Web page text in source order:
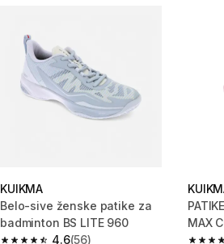
KUIKMA
Belo-sive ženske patike za
badminton BS LITE 960
4.6(56)
MAX